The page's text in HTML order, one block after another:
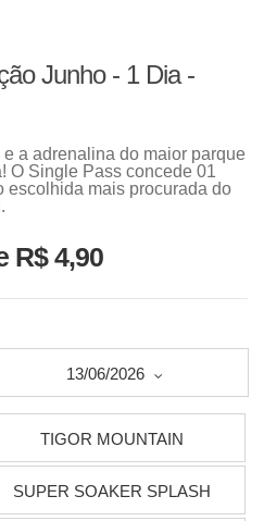
Junho - 1 Dia -
a adrenalina do maior parque
O Single Pass concede 01
escolhida mais procurada do
R$ 4,90
13/06/2026
TIGOR MOUNTAIN
SUPER SOAKER SPLASH